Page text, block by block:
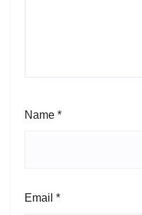
Name *
Email *